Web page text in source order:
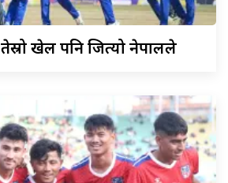
तेस्रो खेल पनि जित्यो नेपालले